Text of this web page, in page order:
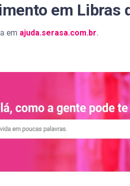
em Libras
em ajuda.serasa.com.br.